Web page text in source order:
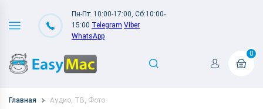
Пн-Пт: 10:00-17:00, Сб:10:00-
15:00 Telegram Viber
WhatsApp
0
Главная Аудио, ТВ, Фото